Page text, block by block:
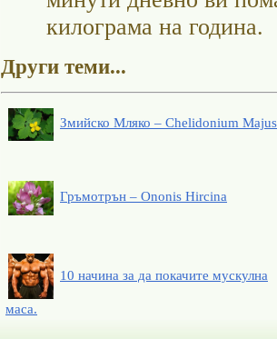
килограма на година.
Други теми...
Змийско Мляко – Chelidonium Majus
Гръмотрън – Ononis Hircina
10 начина за да покачите мускулна
маса.